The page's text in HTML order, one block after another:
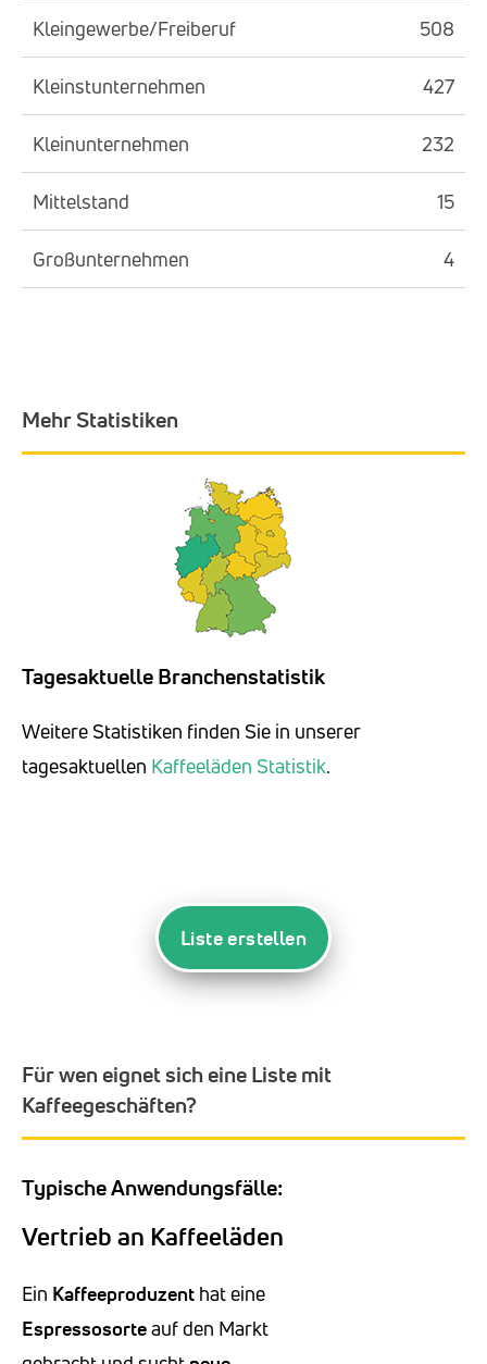
Kleingewerbe/Freiberuf 508
Kleinstunternehmen 427
Kleinunternehmen 232
Mittelstand 15
Großunternehmen 4
Mehr Statistiken
Tagesaktuelle Branchenstatistik
Weitere Statistiken finden Sie in unserer
tagesaktuellen Kaffeeläden Statistik.
Liste erstellen
Für wen eignet sich eine Liste mit
Kaffeegeschäften?
Typische Anwendungsfälle:
Vertrieb an Kaffeeläden
Ein Kaffeeproduzent hat eine
Espressosorteauf den Markt